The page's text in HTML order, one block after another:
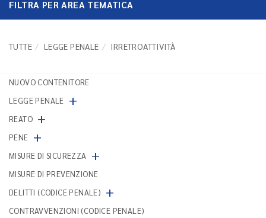
FILTRA PER AREA TEMATICA
TUTTE LEGGE PENALE IRRETROATTIVITÀ
NUOVO CONTENITORE
LEGGE PENALE +
REATO +
PENE +
MISURE DI SICUREZZA +
MISURE DI PREVENZIONE
DELITTI (CODICE PENALE) +
CONTRAVVENZIONI (CODICE PENALE)